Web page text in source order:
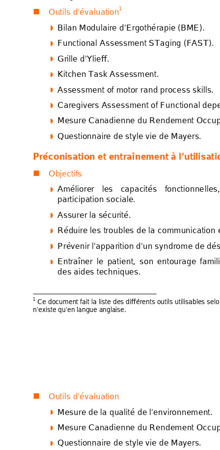
 Outils d’évaluation1
 Bilan Modulaire d’Ergothérapie (BME).
 Functional Assessment STaging (FAST).
 Grille d’Ylieff.
 Kitchen Task Assessment.
 Assessment of motor rand process skills.
 Caregivers Assessment of Functional de
 Mesure Canadienne du Rendement
 Questionnaire de style vie de Mayers.
Préconisation et entraînement à l’uti
 Objectifs
 Améliorer les capacités fonctionne
participation sociale.
 Assurer la sécurité.
 Réduire les troubles de la communication
 Prévenir l’apparition d’un syndrome de
 Entraîner le patient, son entourage f
des aides techniques.
1 Ce document fait la liste des différents outils utilisables selo
n’existe qu’en langue anglaise.
 Outils d’évaluation
 Mesure de la qualité de l’environnement.
 Mesure Canadienne du Rendement
 Questionnaire de style vie de Mayers.